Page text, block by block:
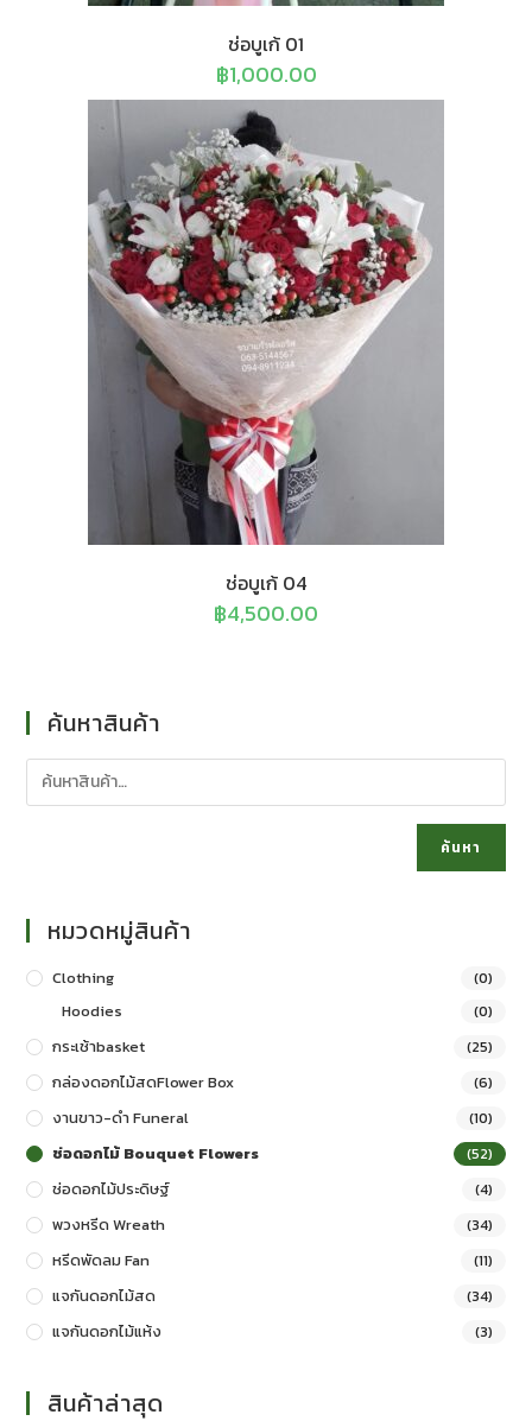
ช่อบูเก้ 01
฿1,000.00
ช่อบูเก้ 04
฿4,500.00
ค้นหาสินค้า
ค้นหา
หมวดหมู่สินค้า
Clothing (0)
Hoodies (0)
กระเช้าbasket (25)
กล่องดอกไม้สดFlower Box (6)
งานขาว-ดำ Funeral (10)
ช่อดอกไม้ Bouquet Flowers (52)
ช่อดอกไม้ประดิษฐ์ (4)
พวงหรีด Wreath (34)
หรีดพัดลม Fan (11)
แจกันดอกไม้สด (34)
แจกันดอกไม้แห้ง (3)
สินค้าล่าสุด